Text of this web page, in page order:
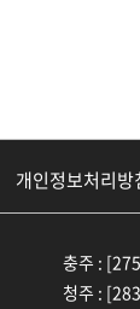
개인정보처리방
충주 :
청주 :